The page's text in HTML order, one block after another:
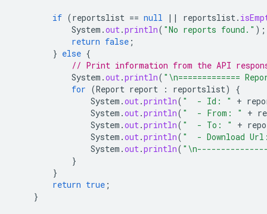
if (reportslist == null || reportslist.
System .out.println( "No reports found." );
return false ;
} else {
// Print information from the API
System .out.println( "\n=============
for (Report report : reportslist)
{
System .out.println( "  - Id: " +
System .out.println( "  - From: " +
System .out.println( "  - To: " +
System .out.println( "  - Download
System .out.println(
}
}
return true ;
}